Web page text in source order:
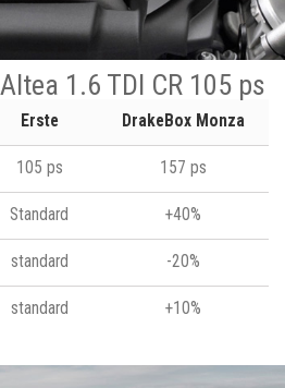
1.6 TDI CR 105 ps
Erste DrakeBox Monza
105 ps 157 ps
Standard +40%
standard -20%
standard +10%